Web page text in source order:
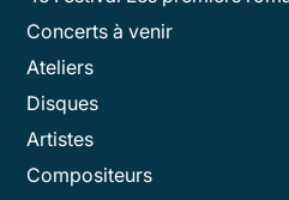
Concerts à venir
Ateliers
Disques
Artistes
Compositeurs